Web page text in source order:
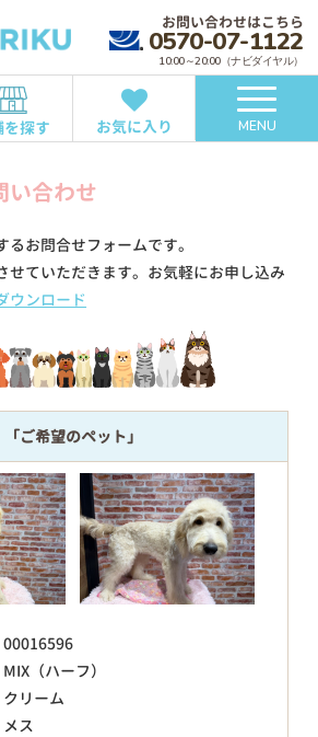
お問い合わせはこちら
0570-07-1122
10:00～20:00（ナビダイヤル）
を探す お気に入り MENU
い合わせ
お問合せフォームです。
せていただきます。お気軽にお申し込み
ウンロード
「ご希望のペット」
00016596
MIX（ハーフ）
クリーム
メス